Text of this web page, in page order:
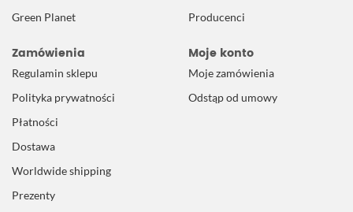
Green Planet
Producenci
Zamówienia
Regulamin sklepu
Polityka prywatności
Płatności
Dostawa
Worldwide shipping
Prezenty
Moje konto
Moje zamówienia
Odstąp od umowy